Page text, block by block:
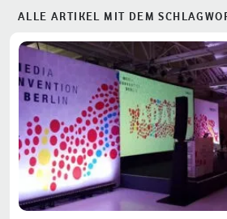
ALLE ARTIKEL MIT DEM